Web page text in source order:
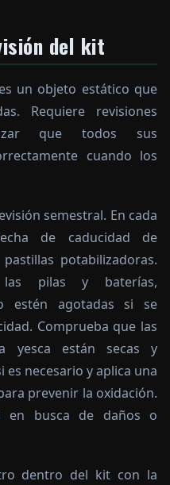
del kit
un objeto estático que
Requiere revisiones
que todos sus
cuando los
semestral. En cada
de caducidad de
potabilizadoras.
pilas y baterías,
estén agotadas si se
Comprueba que las
yesca están secas y
necesario y aplica una
prevenir la oxidación.
en busca de daños o
dentro del kit con la